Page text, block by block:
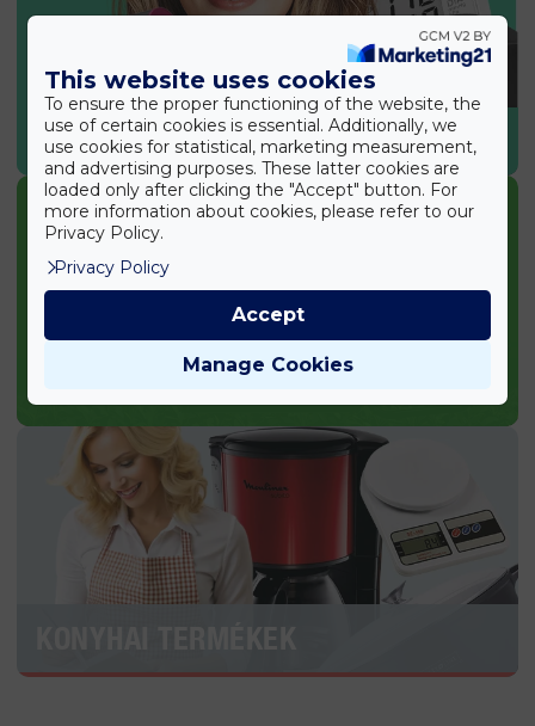
SPORT & EGÉSZSÉG
This website uses cookies
To ensure the proper functioning of the website, the
use of certain cookies is essential. Additionally, we
use cookies for statistical, marketing measurement,
and advertising purposes. These latter cookies are
loaded only after clicking the "Accept" button. For
more information about cookies, please refer to our
Privacy Policy.
Privacy Policy
Manage Cookies
Accept